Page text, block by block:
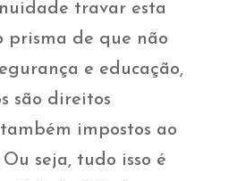
travar esta
prisma de que não
e educação,
são direitos
impostos ao
seja, tudo isso é